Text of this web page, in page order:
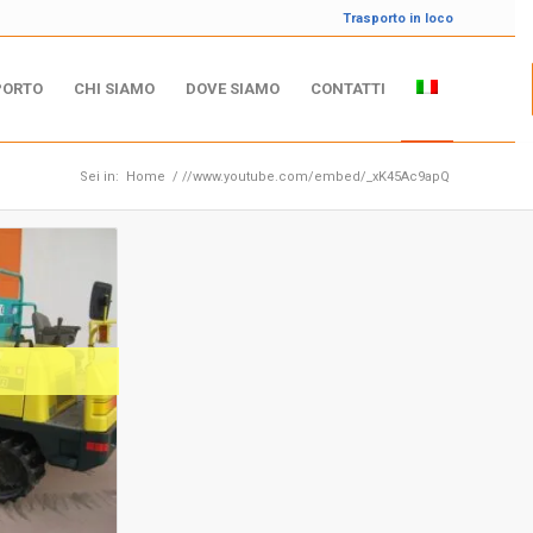
Trasporto in loco
CHI SIAMO DOVE SIAMO CONTATTI
Sei in: Home / //www.youtube.com/embed/_xK45Ac9apQ